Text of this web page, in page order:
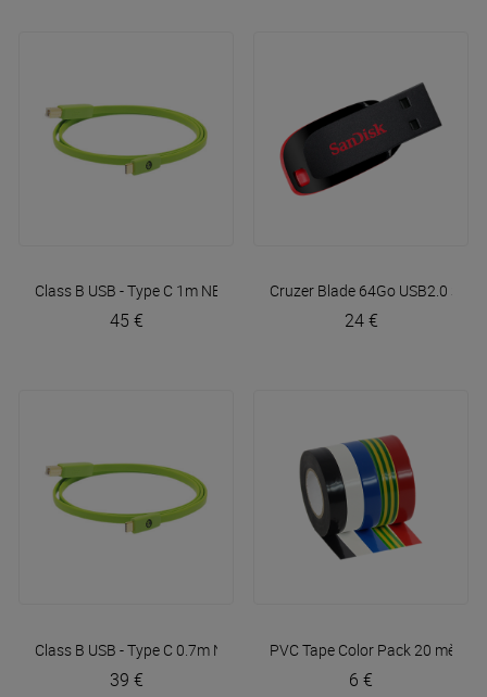
Class B USB - Type C 1m NEO by Oyaide
45 €
Cruzer Blade 64Go USB2.0
24 €
Class B USB - Type C 0.7m NEO by Oyaide
39 €
PVC Tape Color Pack 20 mètres
6 €